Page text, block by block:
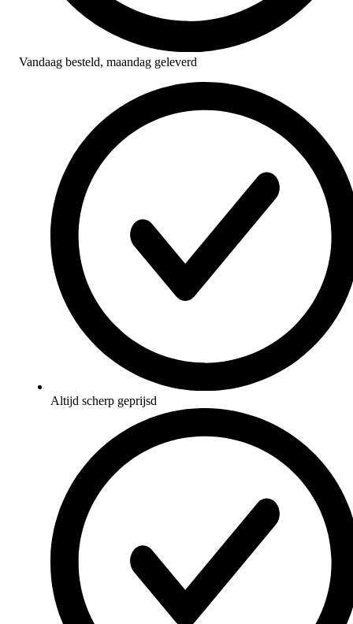
Vandaag besteld, maandag geleverd
Altijd scherp geprijsd